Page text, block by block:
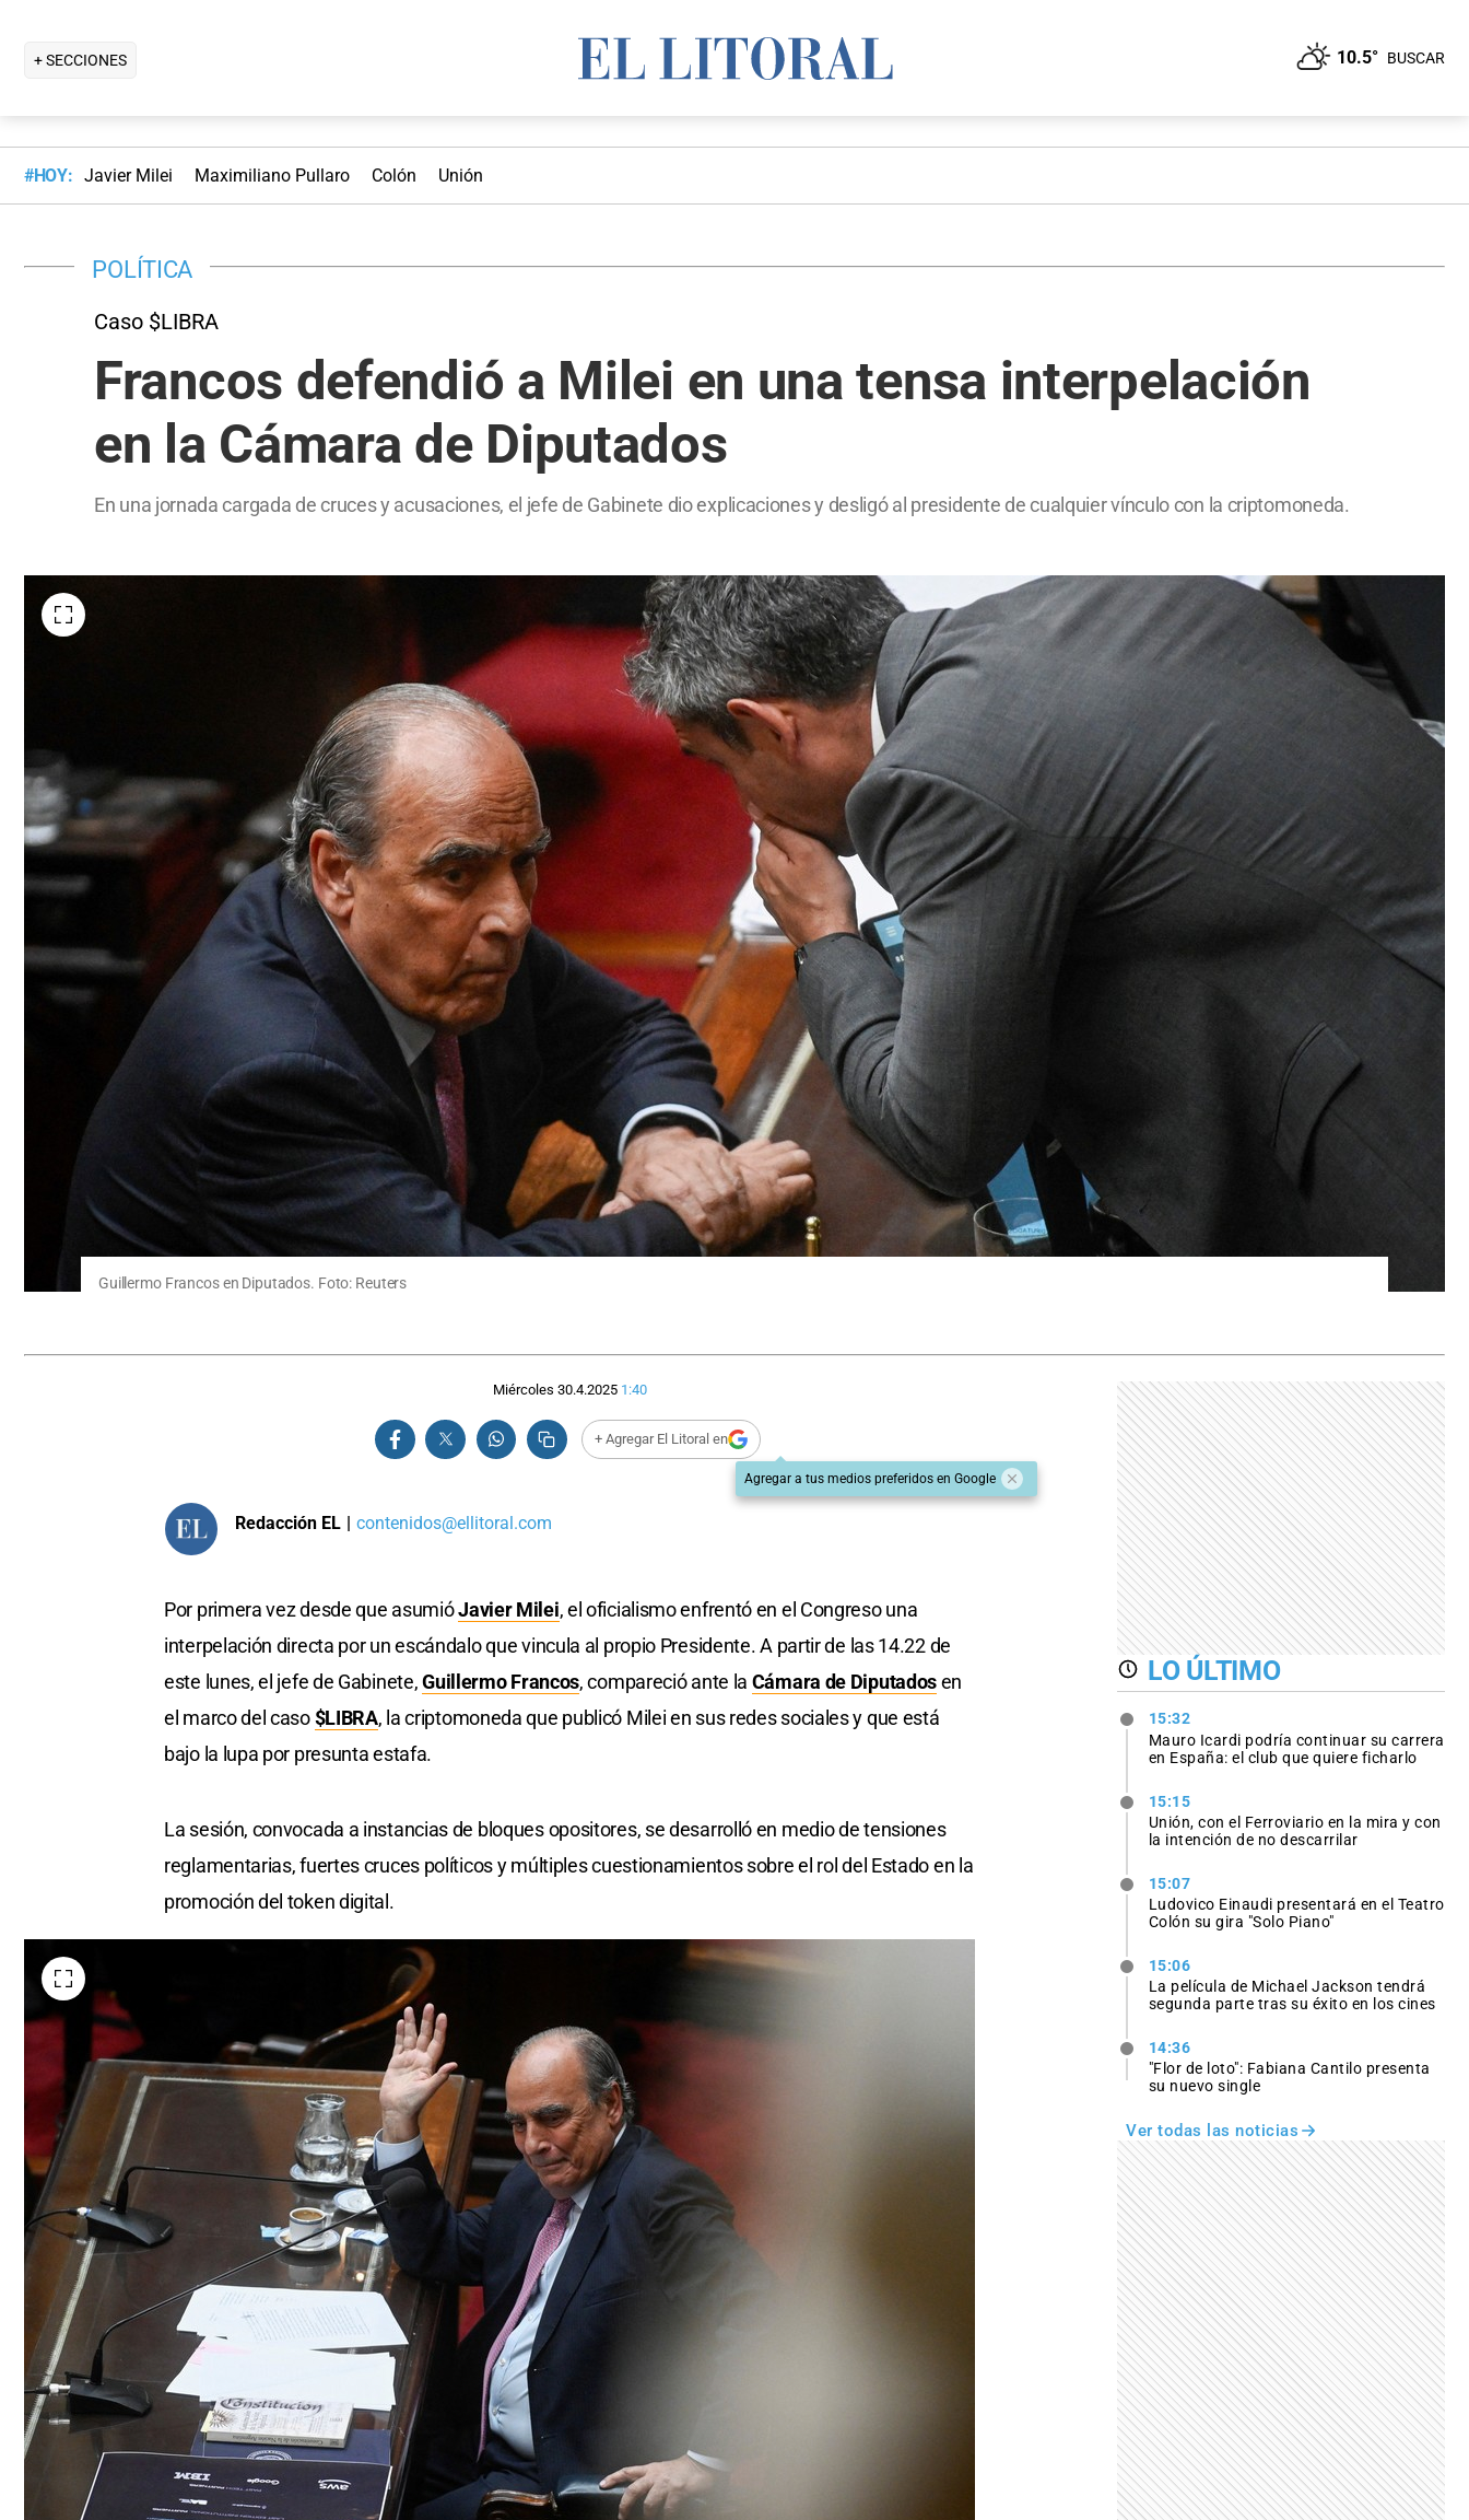
+ SECCIONES 10.5° BUSCAR
#HOY: Javier Milei Maximiliano Pullaro Colón Unión
POLÍTICA
Caso $LIBRA
Francos defendió a Milei en una tensa interpelación
en la Cámara de Diputados
En una jornada cargada de cruces y acusaciones, el jefe de Gabinete dio explicaciones y desligó al presidente de cualquier vínculo con la criptomoneda.
Guillermo Francos en Diputados. Foto: Reuters
Miércoles 30.4.2025 1:40
+ Agregar El Litoral en
Agregar a tus medios preferidos en Google
Redacción EL | contenidos@ellitoral.com
Por primera vez desde que asumióJavier Milei, el oficialismo enfrentó en el Congreso una
interpelación directa por un escándalo que vincula al propio Presidente. A partir de las 14.22 de
este lunes, el jefe de Gabinete,Guillermo Francos, compareció ante la Cámara de Diputadosen
el marco del caso$LIBRA, la criptomoneda que publicó Milei en sus redes sociales y que está
bajo la lupa por presunta estafa.
La sesión, convocada a instancias de bloques opositores, se desarrolló en medio de tensiones
reglamentarias, fuertes cruces políticos y múltiples cuestionamientos sobre el rol del Estado en la
promoción del token digital.
LO ÚLTIMO
15:32
Mauro Icardi podría continuar su carrera
en España: el club que quiere ficharlo
15:15
Unión, con el Ferroviario en la mira y con
la intención de no descarrilar
15:07
Ludovico Einaudi presentará en el Teatro
Colón su gira "Solo Piano"
15:06
La película de Michael Jackson tendrá
segunda parte tras su éxito en los cines
14:36
"Flor de loto": Fabiana Cantilo presenta
su nuevo single
Ver todas las noticias